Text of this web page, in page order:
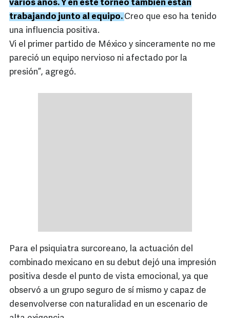
varios años. Y en este torneo también están
trabajando junto al equipo. Creo que eso ha tenido
una influencia positiva.
Vi el primer partido de México y sinceramente no me
pareció un equipo nervioso ni afectado por la
presión”, agregó.
Para el psiquiatra surcoreano, la actuación del
combinado mexicano en su debut dejó una impresión
positiva desde el punto de vista emocional, ya que
observó a un grupo seguro de sí mismo y capaz de
desenvolverse con naturalidad en un escenario de